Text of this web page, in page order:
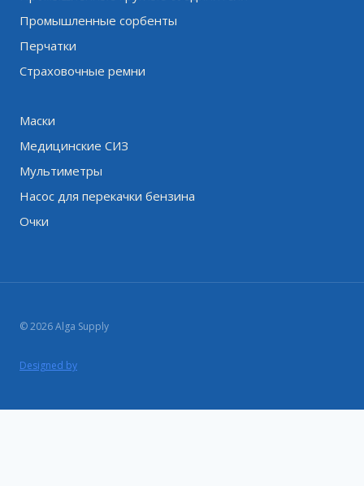
Промышленные сорбенты
Перчатки
Страховочные ремни
Маски
Медицинские СИЗ
Мультиметры
Насос для перекачки бензина
Очки
© 2026 Alga Supply
Designed by